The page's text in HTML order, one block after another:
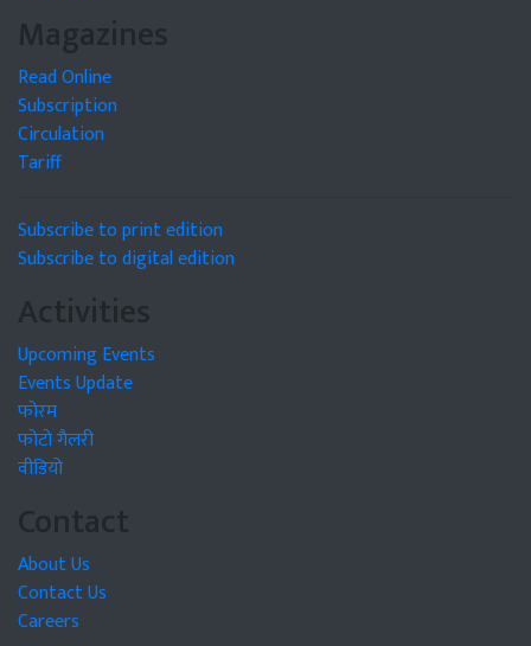
Magazines
Read Online
Subscription
Circulation
Tariff
Subscribe to print edition
Subscribe to digital edition
Activities
Upcoming Events
Events Update
फोरम
फोटो गैलरी
वीडियो
Contact
About Us
Contact Us
Careers